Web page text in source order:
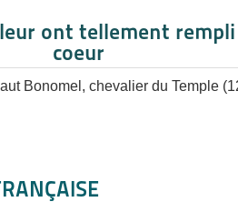
ont tellement
coeur
Bonomel, chevalier du Temple